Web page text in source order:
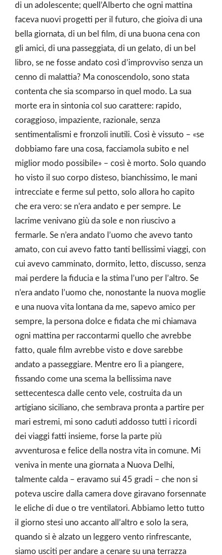
di un adolescente; quell’Alberto che ogni mattina
faceva nuovi progetti per il futuro, che gioiva di una
bella giornata, di un bel film, di una buona cena con
gli amici, di una passeggiata, di un gelato, di un bel
libro, se ne fosse andato così d’improvviso senza un
cenno di malattia? Ma conoscendolo, sono stata
contenta che sia scomparso in quel modo. La sua
morte era in sintonia col suo carattere: rapido,
coraggioso, impaziente, razionale, senza
sentimentalismi e fronzoli inutili. Così è vissuto – «se
dobbiamo fare una cosa, facciamola subito e nel
miglior modo possibile» – così è morto. Solo quando
ho visto il suo corpo disteso, bianchissimo, le mani
intrecciate e ferme sul petto, solo allora ho capito
che era vero: se n’era andato e per sempre. Le
lacrime venivano giù da sole e non riuscivo a
fermarle. Se n’era andato l’uomo che avevo tanto
amato, con cui avevo fatto tanti bellissimi viaggi, con
cui avevo camminato, dormito, letto, discusso, senza
mai perdere la fiducia e la stima l’uno per l’altro. Se
n’era andato l’uomo che, nonostante la nuova moglie
e una nuova vita lontana da me, sapevo amico per
sempre, la persona dolce e fidata che mi chiamava
ogni mattina per raccontarmi quello che avrebbe
fatto, quale film avrebbe visto e dove sarebbe
andato a passeggiare. Mentre ero lì a piangere,
fissando come una scema la bellissima nave
settecentesca dalle cento vele, costruita da un
artigiano siciliano, che sembrava pronta a partire per
mari estremi, mi sono caduti addosso tutti i ricordi
dei viaggi fatti insieme, forse la parte più
avventurosa e felice della nostra vita in comune. Mi
veniva in mente una giornata a Nuova Delhi,
talmente calda – eravamo sui 45 gradi – che non si
poteva uscire dalla camera dove giravano forsennate
le eliche di due o tre ventilatori. Abbiamo letto tutto
il giorno stesi uno accanto all’altro e solo la sera,
quando si è alzato un leggero vento rinfrescante,
siamo usciti per andare a cenare su una terrazza